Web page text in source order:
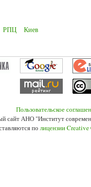
РПЦ Киев
Пользовательское
сайт АНО "Институт
по лицензии